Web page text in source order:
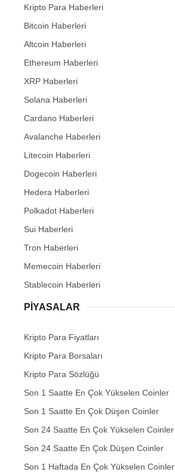
Kripto Para Haberleri
Bitcoin Haberleri
Altcoin Haberleri
Ethereum Haberleri
XRP Haberleri
Solana Haberleri
Cardano Haberleri
Avalanche Haberleri
Litecoin Haberleri
Dogecoin Haberleri
Hedera Haberleri
Polkadot Haberleri
Sui Haberleri
Tron Haberleri
Memecoin Haberleri
Stablecoin Haberleri
PIYASALAR
Kripto Para Fiyatları
Kripto Para Borsaları
Kripto Para Sözlüğü
Son 1 Saatte En Çok Yükselen Coinler
Son 1 Saatte En Çok Düşen Coinler
Son 24 Saatte En Çok Yükselen Coinler
Son 24 Saatte En Çok Düşen Coinler
Son 1 Haftada En Çok Yükselen Coinler